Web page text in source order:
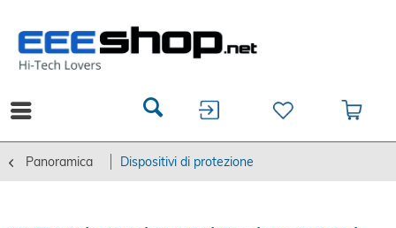
Panoramica Dispositivi di protezione